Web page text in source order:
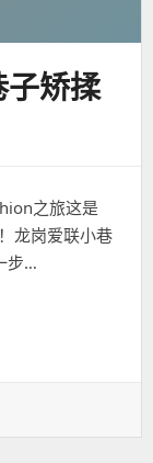
矫揉
之旅这是
龙岗爱联小巷
步…
矫揉造作起来